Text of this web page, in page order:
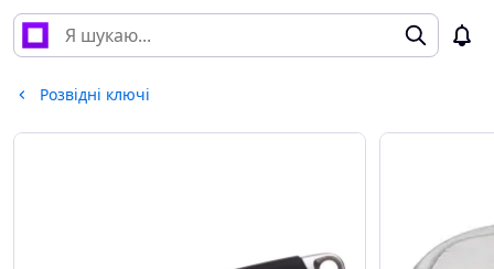
Розвідні ключі